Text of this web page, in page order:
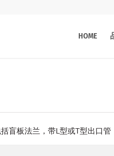
HOME
盲板法兰，带L型或T型出口管